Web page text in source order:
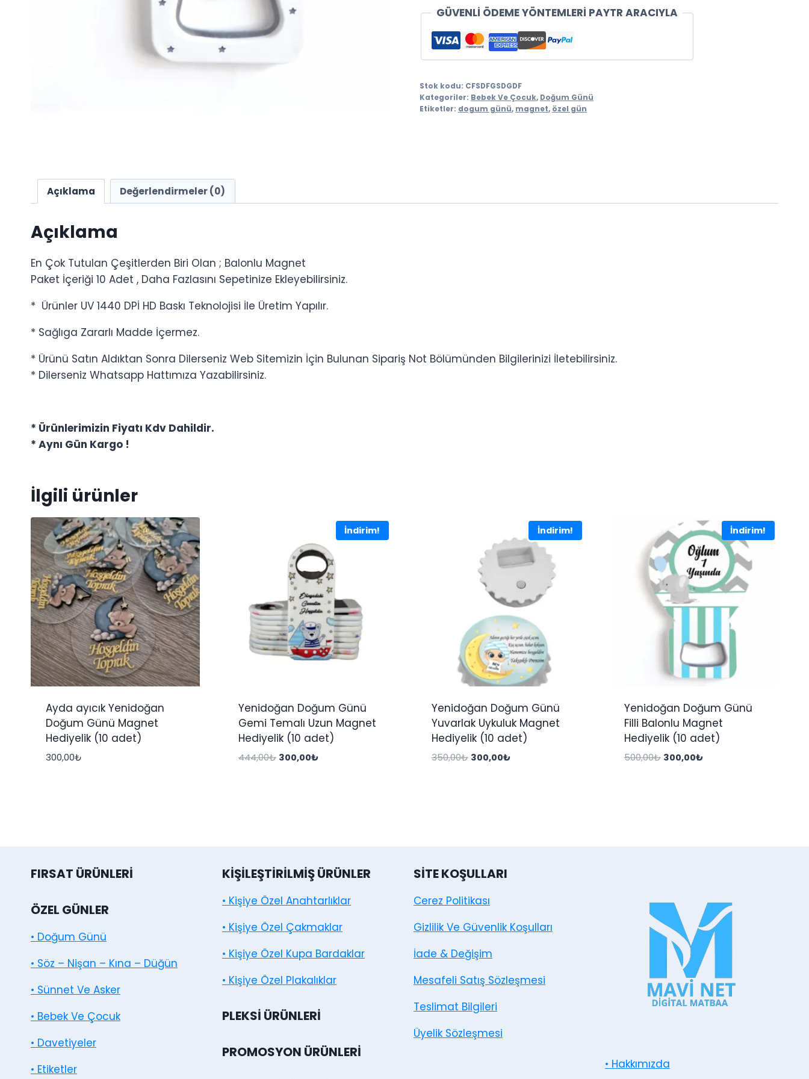
Hediyelik
(10
adet)
adet
GÜVENLİ ÖDEME YÖNTEMLERİ PAYTR ARACIYLA
Stok kodu: CFSDFGSDGDF
Kategoriler: Bebek Ve Çocuk, Doğum Günü
Etiketler: dogum günü, magnet, özel gün
Açıklama Değerlendirmeler (0)
Açıklama
En Çok Tutulan Çeşitlerden Biri Olan ; Balonlu Magnet
Paket İçeriği 10 Adet , Daha Fazlasını Sepetinize Ekleyebilirsiniz.
* Ürünler UV 1440 DPİ HD Baskı Teknolojisi İle Üretim Yapılır.
* Sağlıga Zararlı Madde İçermez.
* Ürünü Satın Aldıktan Sonra Dilerseniz Web Sitemizin İçin Bulunan Sipariş Not Bölümünden Bilgilerinizi İletebilirsiniz.
* Dilerseniz Whatsapp Hattımıza Yazabilirsiniz.
* Ürünlerimizin Fiyatı Kdv Dahildir.
* Aynı Gün Kargo !
İlgili ürünler
Ayda ayıcık Yenidoğan
Doğum Günü Magnet
Hediyelik (10 adet)
300,00₺
İndirim!
Yenidoğan Doğum Günü
Gemi Temalı Uzun Magnet
Hediyelik (10 adet)
444,00₺ Orijinal
300,00₺Şu
İndirim!
Yenidoğan Doğum Günü
Yuvarlak Uykuluk Magnet
Hediyelik (10 adet)
350,00₺ Orijinal
300,00₺Şu
İndirim!
Yenidoğan Doğum Günü
Filli Balonlu Magnet
Hediyelik (10 adet)
500,00₺ Orijinal
300,00₺Şu
FIRSAT ÜRÜNLERI
ÖZEL GÜNLER
• Doğum Günü
• Söz – Nişan – Kına – Düğün
• Sünnet Ve Asker
• Bebek Ve Çocuk
• Davetiyeler
• Etiketler
KIŞILEŞTIRILMIŞ ÜRÜNLER
• Kişiye Özel Anahtarlıklar
• Kişiye Özel Çakmaklar
• Kişiye Özel Kupa Bardaklar
• Kişiye Özel Plakalıklar
PLEKSI ÜRÜNLERI
PROMOSYON ÜRÜNLERI
SITE KOŞULLARI
Cerez Politikası
Gizlilik Ve Güvenlik Koşulları
İade & Değişim
Mesafeli Satış Sözleşmesi
Teslimat Bilgileri
Üyelik Sözleşmesi
• Hakkımızda